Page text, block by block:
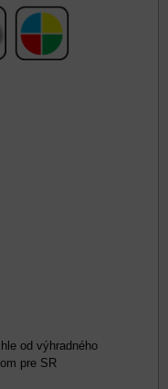
od výhradného
pre SR